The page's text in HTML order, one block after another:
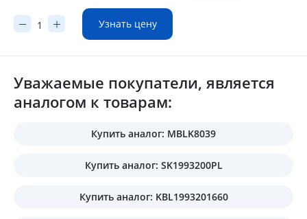
Узнать цену
Уважаемые покупатели, является
аналогом к товарам:
Купить аналог: MBLK8039
Купить аналог: SK1993200PL
Купить аналог: KBL1993201660